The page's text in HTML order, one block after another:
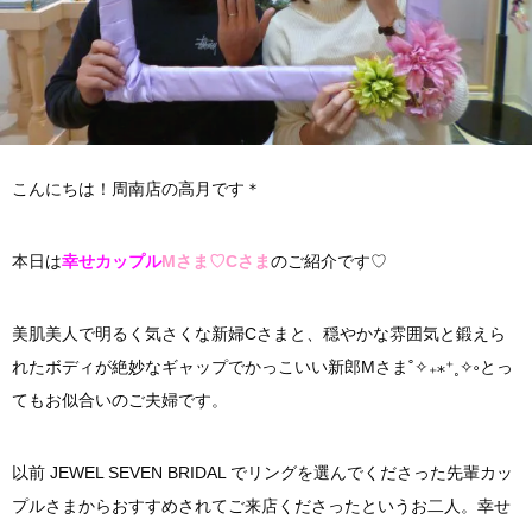
こんにちは！周南店の高月です＊
本日は幸せカップルMさま♡Cさまのご紹介です♡
美肌美人で明るく気さくな新婦Cさまと、穏やかな雰囲気と鍛えら
れたボディが絶妙なギャップでかっこいい新郎Mさま˚✧₊⁎⁺˳✧༚とっ
てもお似合いのご夫婦です。
以前 JEWEL SEVEN BRIDAL でリングを選んでくださった先輩カッ
プルさまからおすすめされてご来店くださったというお二人。幸せ